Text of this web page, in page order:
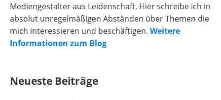
Mediengestalter aus Leidenschaft. Hier schreibe ich in
absolut unregelmäßigen Abständen über Themen die
mich interessieren und beschäftigen. Weitere
Informationen zum Blog
Neueste Beiträge